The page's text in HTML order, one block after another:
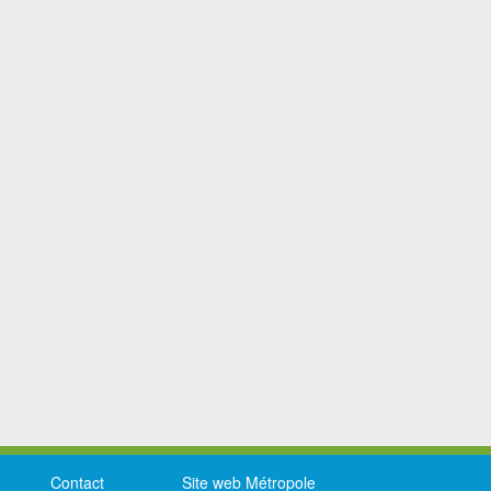
Contact Site web Métropole